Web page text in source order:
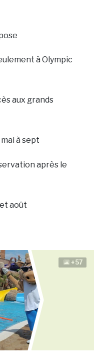
à Olympic
aux grands
à sept
après le
août
+57